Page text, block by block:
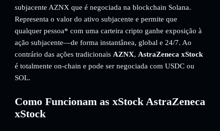
subjacente AZNX que é negociada na blockchain Solana.
Representa o valor do ativo subjacente e permite que
qualquer pessoa* com uma carteira cripto ganhe exposição à
ação subjacente—de forma instantânea, global e 24/7. Ao
contrário das ações tradicionais AZNX, AstraZeneca xStock
é totalmente on-chain e pode ser negociada com USDC ou
SOL.
Como Funcionam as xStock AstraZeneca
xStock